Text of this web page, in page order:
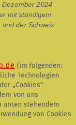
2024
mit ständigem
der Schweiz.
(im folgenden:
Technologien
„Cookies“
von uns
unten stehendem
von Cookies